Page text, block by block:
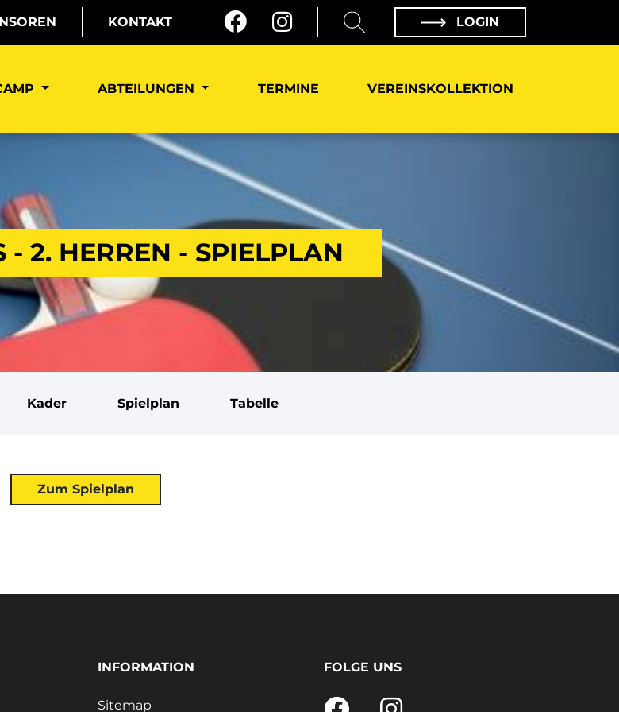
KONTAKT LOGIN
ABTEILUNGEN TERMINE VEREINSKOLLEKTION
- 2. HERREN - SPIELPLAN
Kader Spielplan Tabelle
Zum Spielplan
INFORMATION
Sitemap
FOLGE UNS